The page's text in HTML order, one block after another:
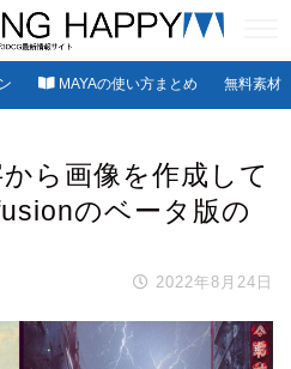
MAYAの使い方まとめ 無料素材
ら画像を作成して
のベータ版の
2022年8月24日